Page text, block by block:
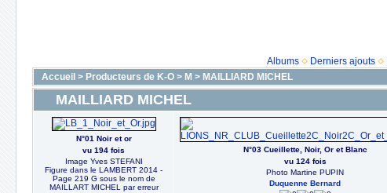
Albums
Derniers ajouts
Accueil > Producteurs de K-O > M > MAILLIARD MICHEL
MAILLIARD MICHEL
N°01 Noir et or
vu 194 fois
Image Yves STEFANI
Figure dans le LAMBERT 2014 -
Page 219 G sous le nom de
MAILLART MICHEL par erreur
N°03 Cueillette, Noir, Or et Blanc
vu 124 fois
Photo Martine PUPIN
Duquenne Bernard